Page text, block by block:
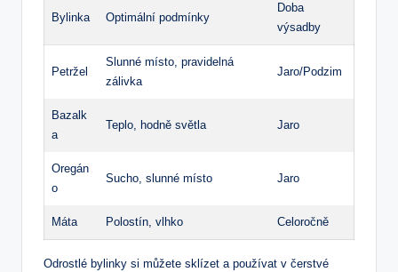
Bylinka Optimální podmínky
Doba⁢
výsadby
Petržel
Slunné místo, pravidelná
‌zálivka
Jaro/Podzim
Bazalk
a
Teplo, hodně světla Jaro
Oregán
o
Sucho, slunné místo Jaro
Máta Polostín, vlhko Celoročně
Odrostlé bylinky si můžete‌ sklízet a⁤ používat v čerstvé